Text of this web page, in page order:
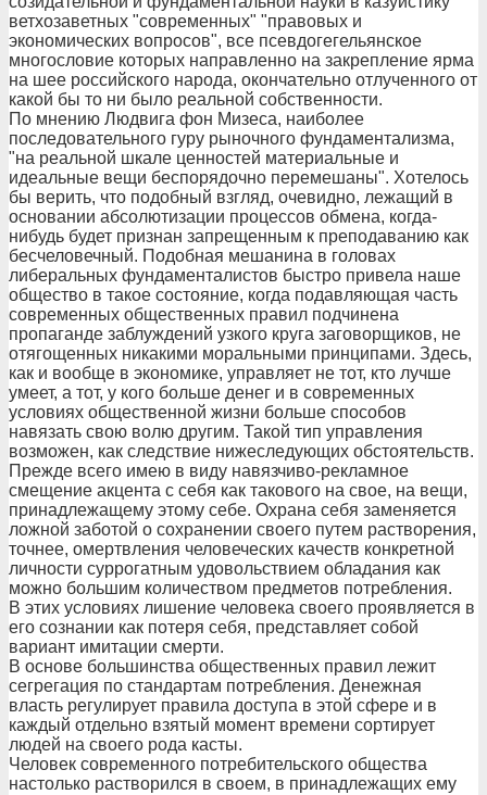
ветхозаветных "современных" "правовых и
экономических вопросов", все псевдогегельянское
многословие которых направленно на закрепление ярма
на шее российского народа, окончательно отлученного от
какой бы то ни было реальной собственности.
По мнению Людвига фон Мизеса, наиболее
последовательного гуру рыночного фундаментализма,
"на реальной шкале ценностей материальные и
идеальные вещи беспорядочно перемешаны". Хотелось
бы верить, что подобный взгляд, очевидно, лежащий в
основании абсолютизации процессов обмена, когда-
нибудь будет признан запрещенным к преподаванию как
бесчеловечный. Подобная мешанина в головах
либеральных фундаменталистов быстро привела наше
общество в такое состояние, когда подавляющая часть
современных общественных правил подчинена
пропаганде заблуждений узкого круга заговорщиков, не
отягощенных никакими моральными принципами. Здесь,
как и вообще в экономике, управляет не тот, кто лучше
умеет, а тот, у кого больше денег и в современных
условиях общественной жизни больше способов
навязать свою волю другим. Такой тип управления
возможен, как следствие нижеследующих обстоятельств.
Прежде всего имею в виду навязчиво-рекламное
смещение акцента с себя как такового на свое, на вещи,
принадлежащему этому себе. Охрана себя заменяется
ложной заботой о сохранении своего путем растворения,
точнее, омертвления человеческих качеств конкретной
личности суррогатным удовольствием обладания как
можно большим количеством предметов потребления.
В этих условиях лишение человека своего проявляется в
его сознании как потеря себя, представляет собой
вариант имитации смерти.
В основе большинства общественных правил лежит
сегрегация по стандартам потребления. Денежная
власть регулирует правила доступа в этой сфере и в
каждый отдельно взятый момент времени сортирует
людей на своего рода касты.
Человек современного потребительского общества
настолько растворился в своем, в принадлежащих ему